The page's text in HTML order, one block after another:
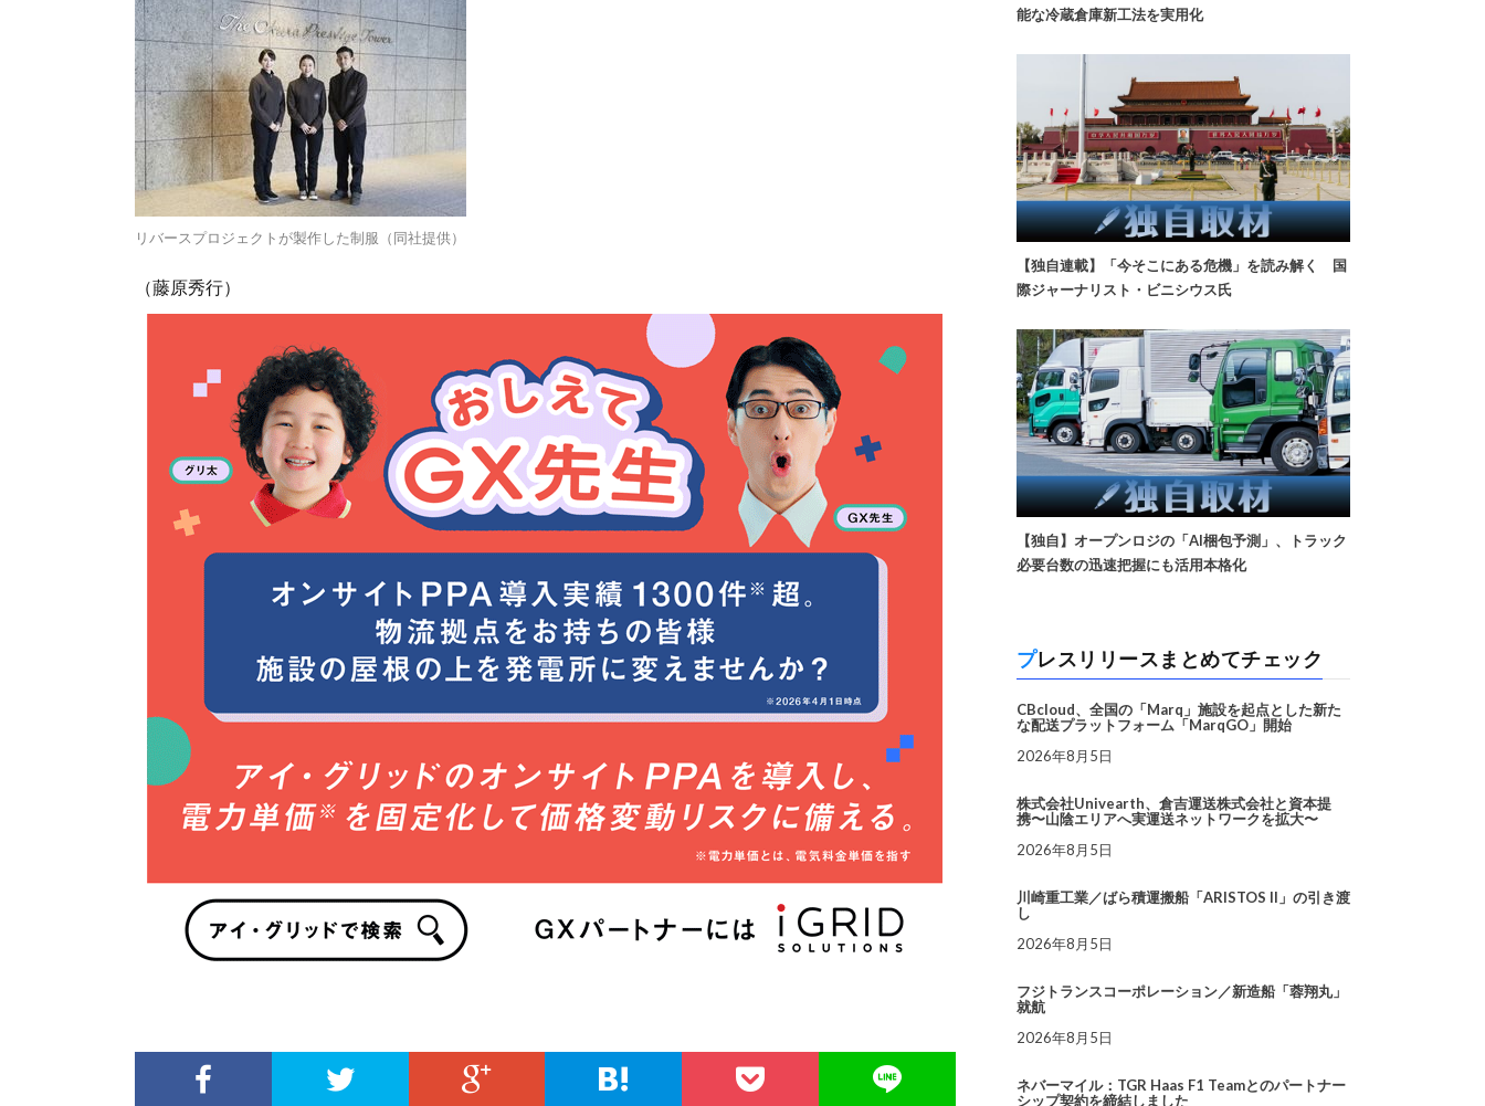
リバースプロジェクトが製作した制服（同社提供）
（藤原秀行）
能な冷蔵倉庫新工法を実用化
【独自連載】「今そこにある危機」を読み解く 国
際ジャーナリスト・ビニシウス氏
【独自】オープンロジの「AI梱包予測」、トラック
必要台数の迅速把握にも活用本格化
プレスリリースまとめてチェック
CBcloud、全国の「Marq」施設を起点とした新た
な配送プラットフォーム「MarqGO」開始
2026年8月5日
株式会社Univearth、倉吉運送株式会社と資本提
携〜山陰エリアへ実運送ネットワークを拡大〜
2026年8月5日
川崎重工業／ばら積運搬船「ARISTOS II」の引き渡
し
2026年8月5日
フジトランスコーポレーション／新造船「蓉翔丸」
就航
2026年8月5日
ネバーマイル：TGR Haas F1 Teamとのパートナー
シップ契約を締結しました